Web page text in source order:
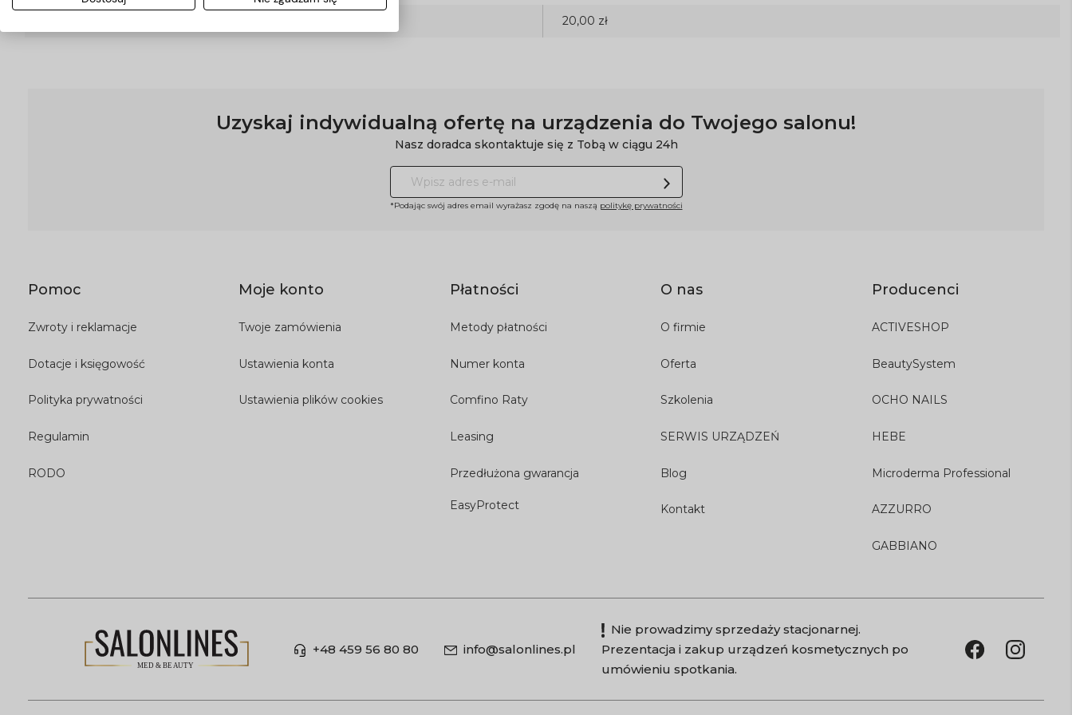
20,00 zł
Uzyskaj indywidualną ofertę na urządzenia do Twojego salonu!
Nasz doradca skontaktuje się z Tobą w ciągu 24h
*Podając swój adres email wyrażasz zgodę na naszą politykę prywatności
Pomoc
Zwroty i reklamacje
Dotacje i księgowość
Polityka prywatności
Regulamin
RODO
Moje konto
Twoje zamówienia
Ustawienia konta
Ustawienia plików cookies
Płatności
Metody płatności
Numer konta
Comfino Raty
Leasing
Przedłużona gwarancja
EasyProtect
O nas
O firmie
Oferta
Szkolenia
SERWIS URZĄDZEŃ
Blog
Kontakt
Producenci
ACTIVESHOP
BeautySystem
OCHO NAILS
HEBE
Microderma Professional
AZZURRO
GABBIANO
+48 459 56 80 80 info@salonlines.pl
Nie prowadzimy sprzedaży stacjonarnej.
Prezentacja i zakup urządzeń kosmetycznych po
umówieniu spotkania.